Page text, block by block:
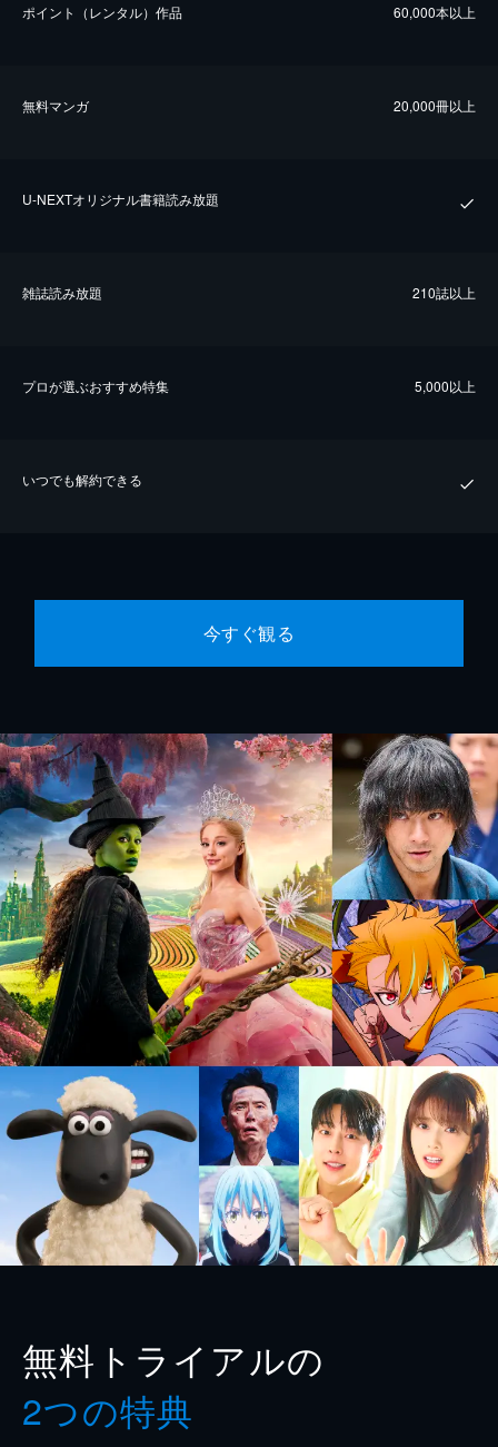
ポイント（レンタル）作品 60,000本以上
無料マンガ 20,000冊以上
U-NEXTオリジナル書籍読み放題
雑誌読み放題 210誌以上
プロが選ぶおすすめ特集 5,000以上
いつでも解約できる
今すぐ観る
無料トライアルの
2つの特典